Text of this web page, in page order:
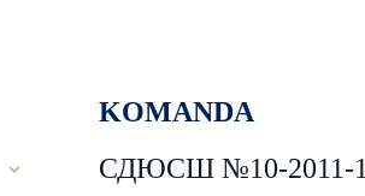
KOMANDA
СДЮСШ №10-2011-1